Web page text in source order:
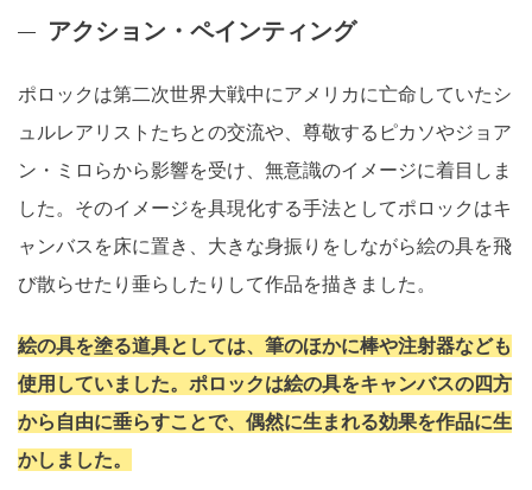
アクション・ペインティング
ポロックは第二次世界大戦中にアメリカに亡命していたシ
ュルレアリストたちとの交流や、尊敬するピカソやジョア
ン・ミロらから影響を受け、無意識のイメージに着目しま
した。そのイメージを具現化する手法としてポロックはキ
ャンバスを床に置き、大きな身振りをしながら絵の具を飛
び散らせたり垂らしたりして作品を描きました。
絵の具を塗る道具としては、筆のほかに棒や注射器なども
使用していました。ポロックは絵の具をキャンバスの四方
から自由に垂らすことで、偶然に生まれる効果を作品に生
かしました。